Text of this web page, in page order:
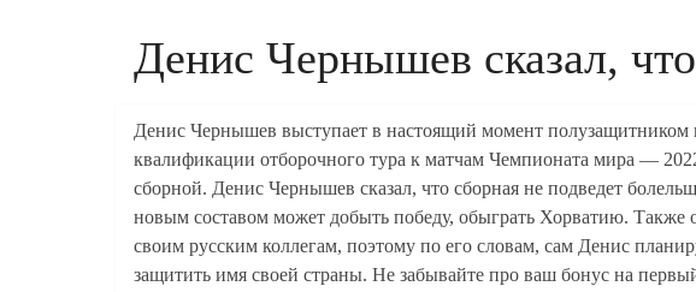
Денис Чернышев сказал,
Денис Чернышев выступает в настоящий момент полузащитником
квалификации отборочного тура к матчам Чемпионата мира —
сборной. Денис Чернышев сказал, что сборная не подведет
новым составом может добыть победу, обыграть Хорватию. Также
своим русским коллегам, поэтому по его словам, сам Денис
защитить имя своей страны. Не забывайте про ваш бонус на